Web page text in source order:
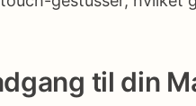
til din